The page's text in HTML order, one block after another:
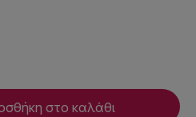
στο καλάθι